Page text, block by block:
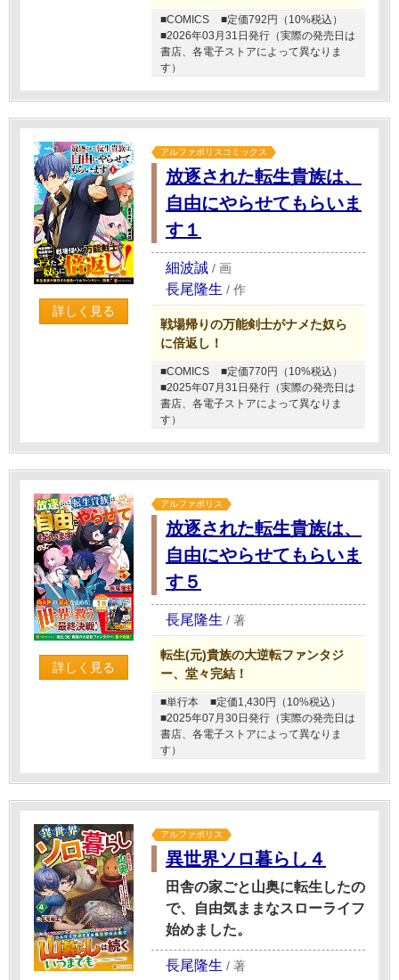
■COMICS
■定価792円（10%税込）
■2026年03月31日発行（実際の発売日は
書店、各電子ストアによって異なりま
す）
詳しく見る
アルファポリスコミックス
放逐された転生貴族は、
自由にやらせてもらいま
す１
細波誠 / 画
長尾隆生 / 作
戦場帰りの万能剣士がナメた奴ら
に倍返し！
■COMICS
■定価770円（10%税込）
■2025年07月31日発行（実際の発売日は
書店、各電子ストアによって異なりま
す）
詳しく見る
アルファポリス
放逐された転生貴族は、
自由にやらせてもらいま
す５
長尾隆生 / 著
転生(元)貴族の大逆転ファンタジ
ー、堂々完結！
■単行本
■定価1,430円（10%税込）
■2025年07月30日発行（実際の発売日は
書店、各電子ストアによって異なりま
す）
アルファポリス
異世界ソロ暮らし４
田舎の家ごと山奥に転生したの
で、自由気ままなスローライフ
始めました。
長尾隆生 / 著